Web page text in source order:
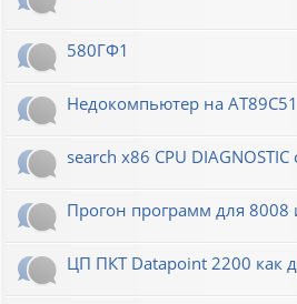
580ГФ1
Недокомпьютер на
search x86 CPU DIAGNOSTIC
Прогон программ для
ЦП ПКТ Datapoint 2200 как